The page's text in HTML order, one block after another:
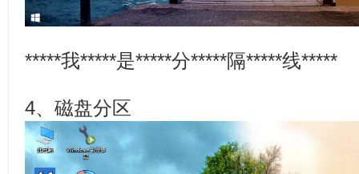
*****我*****是*****分*****隔*****线*****
4、磁盘分区